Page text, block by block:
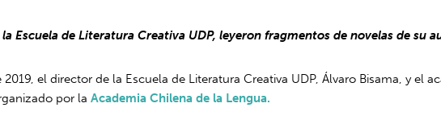
Escuela de Literatura Creativa UDP, leyeron fragmentos de novelas de su
el director de la Escuela de Literatura Creativa UDP, Álvaro Bisama, y
por laAcademia Chilena de la Lengua.